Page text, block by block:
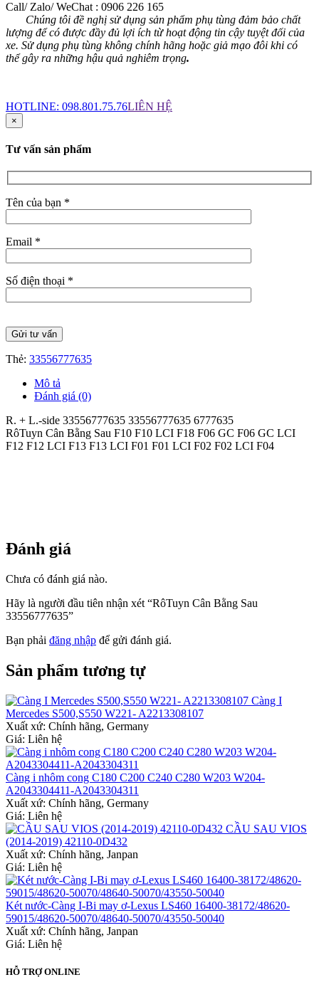
Call/ Zalo/ WeChat : 0906 226 165
Chúng tôi đề nghị sử dụng sản phẩm phụ tùng đảm bảo chất
lượng để có được đầy đủ lợi ích từ hoạt động tin cậy tuyệt đối của
xe. Sử dụng phụ tùng không chính hãng hoặc giả mạo đôi khi có
thể gây ra những hậu quả nghiêm trọng.
HOTLINE: 098.801.75.76LIÊN HỆ
×
Tư vấn sản phẩm
Tên của bạn *
Email *
Số điện thoại *
Thẻ: 33556777635
Mô tả
Đánh giá (0)
R. + L.-side 33556777635 33556777635 6777635
RôTuyn Cân Bằng Sau F10 F10 LCI F18 F06 GC F06 GC LCI
F12 F12 LCI F13 F13 LCI F01 F01 LCI F02 F02 LCI F04
Đánh giá
Chưa có đánh giá nào.
Hãy là người đầu tiên nhận xét “RôTuyn Cân Bằng Sau
33556777635”
Bạn phải đăng nhập để gửi đánh giá.
Sản phẩm tương tự
Càng I
Mercedes S500,S550 W221- A2213308107
Xuất xứ: Chính hãng, Germany
Giá: Liên hệ
Càng i nhôm cong C180 C200 C240 C280 W203 W204-
A2043304411-A2043304311
Xuất xứ: Chính hãng, Germany
Giá: Liên hệ
CẦU SAU VIOS
(2014-2019) 42110-0D432
Xuất xứ: Chính hãng, Janpan
Giá: Liên hệ
Két nước-Càng I-Bi may ơ-Lexus LS460 16400-38172/48620-
59015/48620-50070/48640-50070/43550-50040
Xuất xứ: Chính hãng, Janpan
Giá: Liên hệ
HỖ TRỢ ONLINE